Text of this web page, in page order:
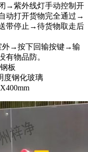
→紫外线灯手动控制开
动打开货物完全通过→
带停止→待货物取走后
外→按下回输按键→输
物品防。
板
度钢化玻璃